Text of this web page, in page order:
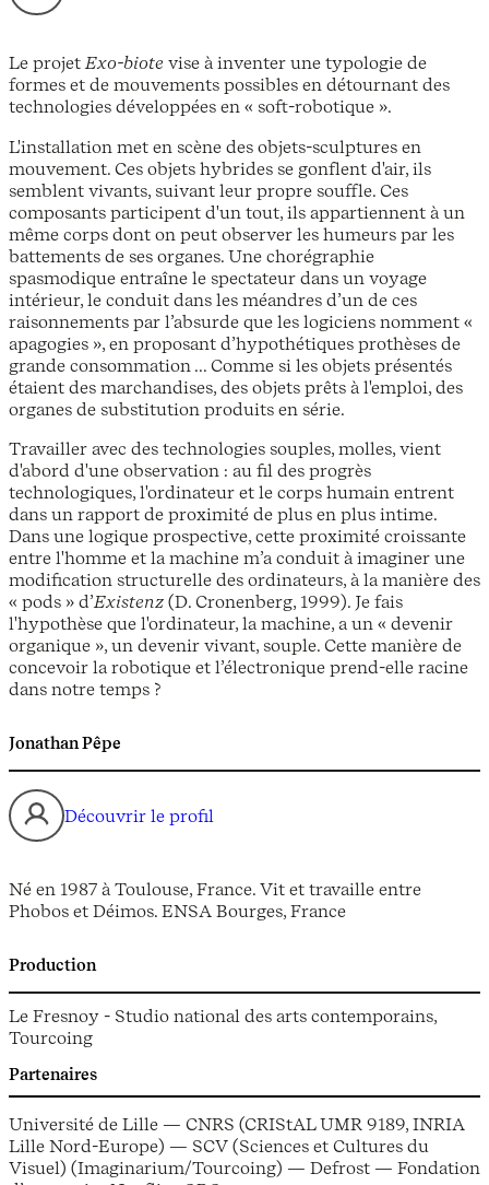
Le projetExo-biote vise à inventer une typologie de
formes et de mouvements possibles en détournant des
technologies développées en « soft-robotique ».
L'installation met en scène des objets-sculptures en
mouvement. Ces objets hybrides se gonflent d'air, ils
semblent vivants, suivant leur propre souffle. Ces
composants participent d'un tout, ils appartiennent à un
même corps dont on peut observer les humeurs par les
battements de ses organes. Une chorégraphie
spasmodique entraîne le spectateur dans un voyage
intérieur, le conduit dans les méandres d’un de ces
raisonnements par l’absurde que les logiciens nomment «
apagogies », en proposant d’hypothétiques prothèses de
grande consommation ... Comme si les objets présentés
étaient des marchandises, des objets prêts à l'emploi, des
organes de substitution produits en série.
Travailler avec des technologies souples, molles, vient
d'abord d'une observation : au fil des progrès
technologiques, l'ordinateur et le corps humain entrent
dans un rapport de proximité de plus en plus intime.
Dans une logique prospective, cette proximité croissante
entre l'homme et la machine m’a conduit à imaginer une
modification structurelle des ordinateurs, à la manière des
« pods » d’Existenz (D. Cronenberg, 1999). Je fais
l'hypothèse que l'ordinateur, la machine, a un « devenir
organique », un devenir vivant, souple. Cette manière de
concevoir la robotique et l’électronique prend-elle racine
dans notre temps ?
Jonathan Pêpe
Découvrir le profil
Né en 1987 à Toulouse, France. Vit et travaille entre
Phobos et Déimos. ENSA Bourges, France
Production
Le Fresnoy - Studio national des arts contemporains,
Tourcoing
Partenaires
Université de Lille — CNRS (CRIStAL UMR 9189, INRIA
Lille Nord-Europe) — SCV (Sciences et Cultures du
Visuel) (Imaginarium/Tourcoing) — Defrost — Fondation